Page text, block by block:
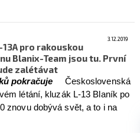
3.12.2019
pro rakouskou
Blanix-Team jsou tu. První
zalétávat
pokračuje
Československá
létání, kluzák L-13 Blaník po
znovu dobývá svět, a to i na